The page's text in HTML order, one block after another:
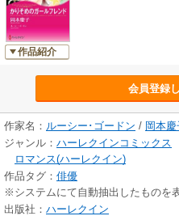
作品紹介
会員登録
作家名： ルーシー･ゴードン / 岡本慶
ジャンル： ハーレクインコミックス
ロマンス(ハーレクイン)
作品タグ： 俳優
※システムにて自動抽出したものを
出版社： ハーレクイン